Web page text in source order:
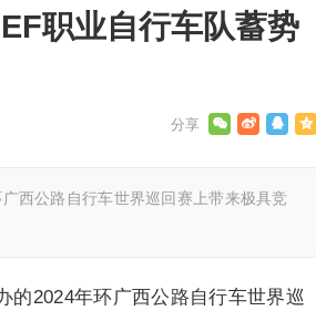
职业自行车队蓄势
西公路自行车世界巡回赛上带来极具竞
的2024年环广西公路自行车世界巡